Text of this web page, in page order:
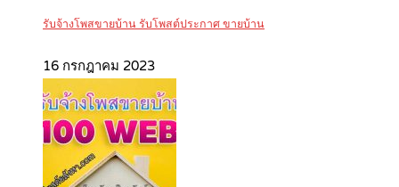
รับจ้างโพสขายบ้าน รับโพสต์ประกาศ ขายบ้าน
16 กรกฎาคม 2023